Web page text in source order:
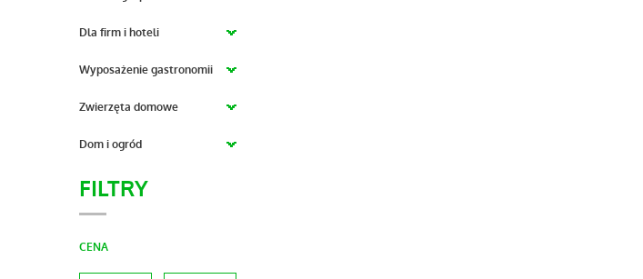
Dla firm i hoteli
Wyposażenie gastronomii
Zwierzęta domowe
Dom i ogród
FILTRY
CENA